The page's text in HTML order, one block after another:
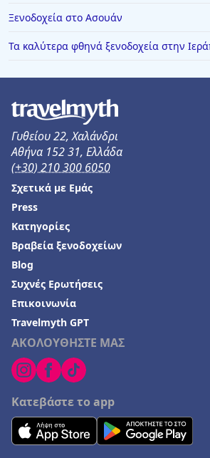
Ξενοδοχεία στο Ασουάν
Τα καλύτερα φθηνά ξενοδοχεία στην
Γυθείου 22, Χαλάνδρι
Αθήνα 152 31, Ελλάδα
(+30) 210 300 6050
ΑΚΟΛΟΥΘΗΣΤΕ ΜΑΣ
Κατεβάστε το app
Σχετικά με Εμάς
Press
Κατηγορίες
Βραβεία ξενοδοχείων
Blog
Συχνές Ερωτήσεις
Επικοινωνία
Travelmyth GPT